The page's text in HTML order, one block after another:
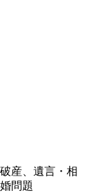
産、遺言・相
問題